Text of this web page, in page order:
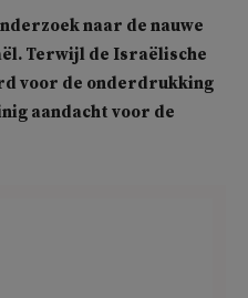
naar de nauwe
Terwijl de Israëlische
voor de onderdrukking
aandacht voor de